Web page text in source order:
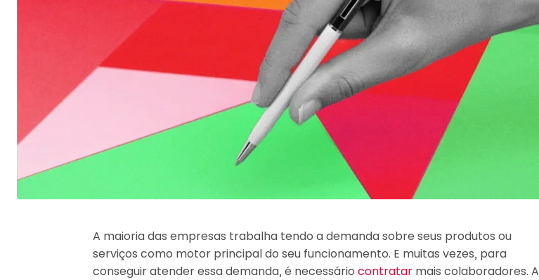
A maioria das empresas trabalha tendo a demanda sobre seus produtos ou
serviços como motor principal do seu funcionamento. E muitas vezes, para
conseguir atender essa demanda, é necessário contratar mais colaboradores. A